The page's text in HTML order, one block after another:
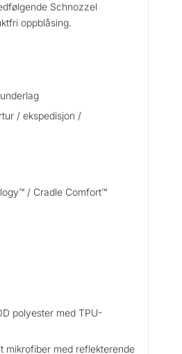
Schnozzel
oppblåsing.
/ ekspedisjon /
/ Cradle Comfort™
polyester med TPU-
mikrofiber med reflekterende